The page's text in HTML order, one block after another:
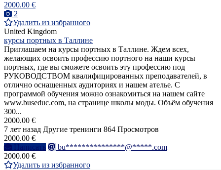
2000.00 €
2
Удалить из избранного
United Kingdom
курсы портных в Таллине
Приглашаем на курсы портных в Таллине. Ждем всех,
желающих освоить профессию портного на наши курсы
портных, где вы сможете освоить эту профессию под
РУКОВОДСТВОМ квалифицированных преподавателей, в
отлично оснащенных аудиториях и нашем ателье. С
программой обучения можно ознакомиться на нашем сайте
www.buseduc.com, на странице школы моды. Объём обучения
300...
2000.00 €
7 лет назад Другие тренинги 864 Просмотров
2000.00 €
Написать
bu***************@*****.com
2000.00 €
Удалить из избранного